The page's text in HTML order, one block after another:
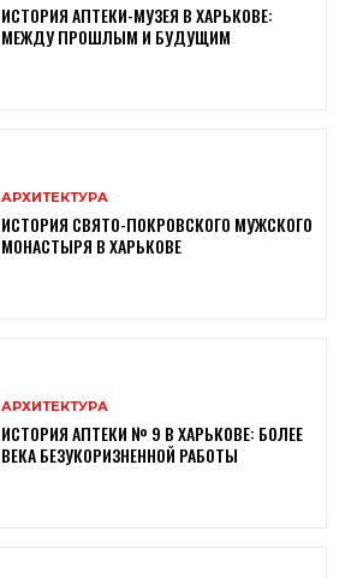
ИСТОРИЯ АПТЕКИ-МУЗЕЯ В ХАРЬКОВЕ:
МЕЖДУ ПРОШЛЫМ И БУДУЩИМ
АРХИТЕКТУРА
ИСТОРИЯ СВЯТО-ПОКРОВСКОГО МУЖСКОГО
МОНАСТЫРЯ В ХАРЬКОВЕ
АРХИТЕКТУРА
ИСТОРИЯ АПТЕКИ № 9 В ХАРЬКОВЕ: БОЛЕЕ
ВЕКА БЕЗУКОРИЗНЕННОЙ РАБОТЫ